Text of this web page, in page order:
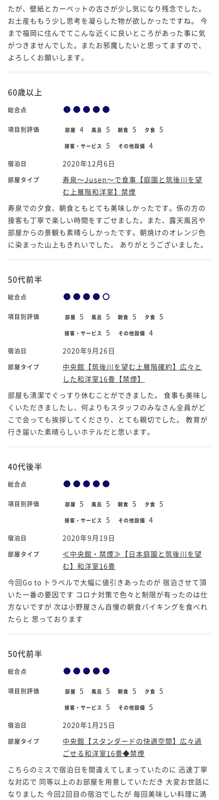
たが、壁紙とカーペットの古さが少し気になり残念でした。
お土産ももう少し思考を凝らした物が欲しかったですね。 今
まで福岡に住んでてこんな近くに良いところがあった事に気
がつきませんでした。またお邪魔したいと思ってますので、
よろしくお願いします。
60歳以上
総合点
項目別評価 部屋 4 風呂 5 朝食 5 夕食 5
接客・サービス 5 その他設備 4
宿泊日 2020年12月6日
部屋タイプ
寿泉～Jusen～で食事【庭園と筑後川を望
む上層階和洋室】禁煙
寿泉での夕食、朝食ともとても美味しかったです。係の方の
接客も丁寧で楽しい時間をすごせました。また、露天風呂や
部屋からの景観も素晴らしかったです。朝焼けのオレンジ色
に染まった山上もきれいでした。 ありがとうございました。
50代前半
総合点
項目別評価 部屋 5 風呂 5 朝食 5 夕食 5
接客・サービス 5 その他設備 4
宿泊日 2020年9月26日
部屋タイプ
中央館【筑後川を望む上層階確約】広々と
した和洋室16畳【禁煙】
部屋も清潔でぐっすり休むことができました。 食事も美味し
くいただきましたし、何よりもスタッフのみなさん全員がど
こで会っても挨拶してくださり、とても親切でした。 教育が
行き届いた素晴らしいホテルだと思います。
40代後半
総合点
項目別評価 部屋 5 風呂 5 朝食 5 夕食 5
接客・サービス 5 その他設備 4
宿泊日 2020年9月19日
部屋タイプ
≪中央館・禁煙≫【日本庭園と筑後川を望
む】和洋室16畳
今回Go to トラベルで大幅に値引きあったのが 宿泊させて頂
いた一番の要因です コロナ対策で色々と制限が有ったのは仕
方ないですが 次は小野屋さん自慢の朝食バイキングを食べれ
たらと 思っております
50代前半
総合点
項目別評価 部屋 5 風呂 5 朝食 5 夕食 5
接客・サービス 5 その他設備 5
宿泊日 2020年1月25日
部屋タイプ
中央館【スタンダードの快適空間】広々過
ごせる和洋室16畳◆禁煙
こちらのミスで宿泊日を間違えてしまっていたのに 迅速丁寧
な対応で 同等以上のお部屋を用意していただき 大変お世話に
なりました 今回2回目の宿泊でしたが 毎回美味しい料理に満